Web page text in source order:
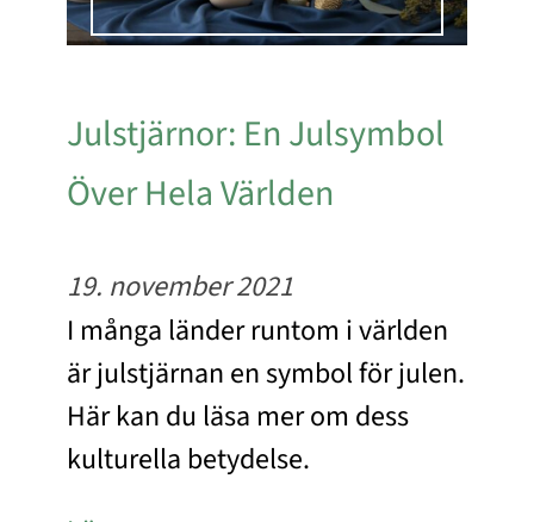
Julstjärnor: En Julsymbol
Över Hela Världen
19. november 2021
I många länder runtom i världen
är julstjärnan en symbol för julen.
Här kan du läsa mer om dess
kulturella betydelse.